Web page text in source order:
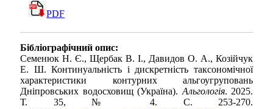
PDF
Бібліографічний опис:
Cеменюк Н. Є., Щербак В. І., Давидов О. А., Козійчук
Е. Ш. Континуальність і дискретність таксономічної
характеристики контурних альгоугруповань
Дніпровських водосховищ (Україна).Альгологія. 2025.
Т. 35, № 4. С. 253-270.